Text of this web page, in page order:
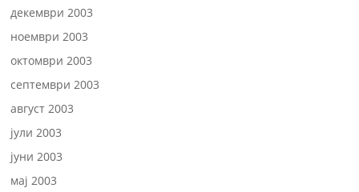
декември 2003
ноември 2003
октомври 2003
септември 2003
август 2003
јули 2003
јуни 2003
мај 2003